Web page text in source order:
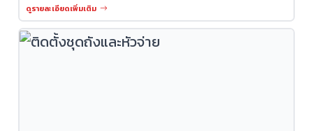
ดูรายละเอียดเพิ่มเติม